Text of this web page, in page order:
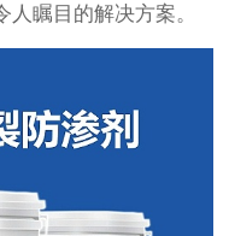
瞩目的解决方案。